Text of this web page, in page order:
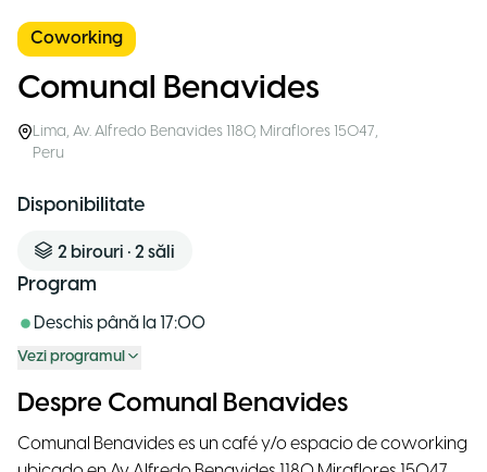
Coworking
Comunal Benavides
Lima, Av. Alfredo Benavides 1180, Miraflores 15047,
Peru
Disponibilitate
2 birouri • 2 săli
Program
Deschis până la 17:00
Vezi programul
Despre Comunal Benavides
Comunal Benavides es un café y/o espacio de coworking